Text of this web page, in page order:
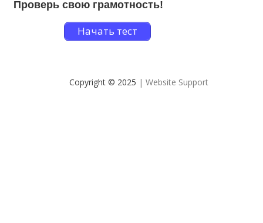
Проверь свою грамотность!
Начать тест
Copyright © 2025 | Website Support